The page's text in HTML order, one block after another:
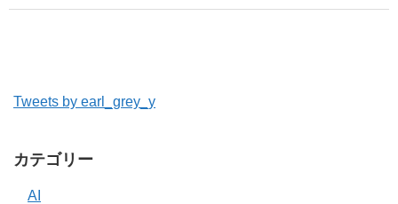
Tweets by earl_grey_y
カテゴリー
AI